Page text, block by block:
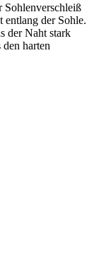
Sohlenverschleiß
entlang der Sohle.
der Naht stark
harten